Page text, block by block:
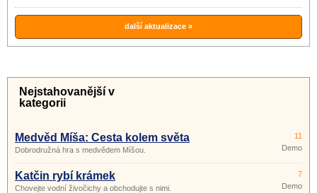
další aktualizace »
Nejstahovanější v
kategorii
Medvěd Míša: Cesta kolem světa
Dobrodružná hra s medvědem Míšou.
11
Demo
Katčin rybí krámek
Chovejte vodní živočichy a obchodujte s nimi.
7
Demo